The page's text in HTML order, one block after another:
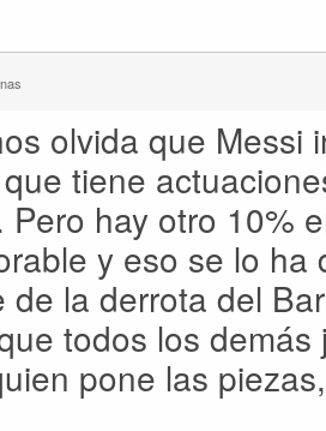
olvida que Messi
tiene
Pero hay otro 10%
y eso se lo
de la derrota del
todos los
pone las